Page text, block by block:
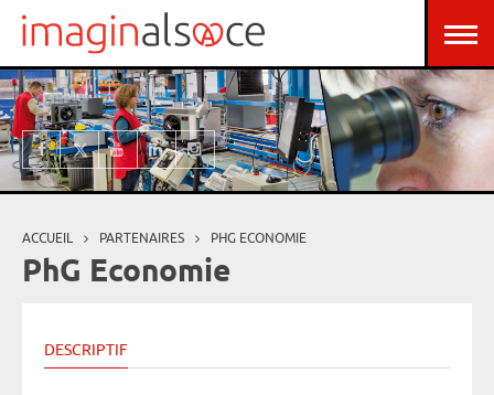
Aller au contenu principal
Vous êtes ici
ACCUEIL PARTENAIRES PHG ECONOMIE
PhG Economie
DESCRIPTIF
Panneau de gestion des cookies